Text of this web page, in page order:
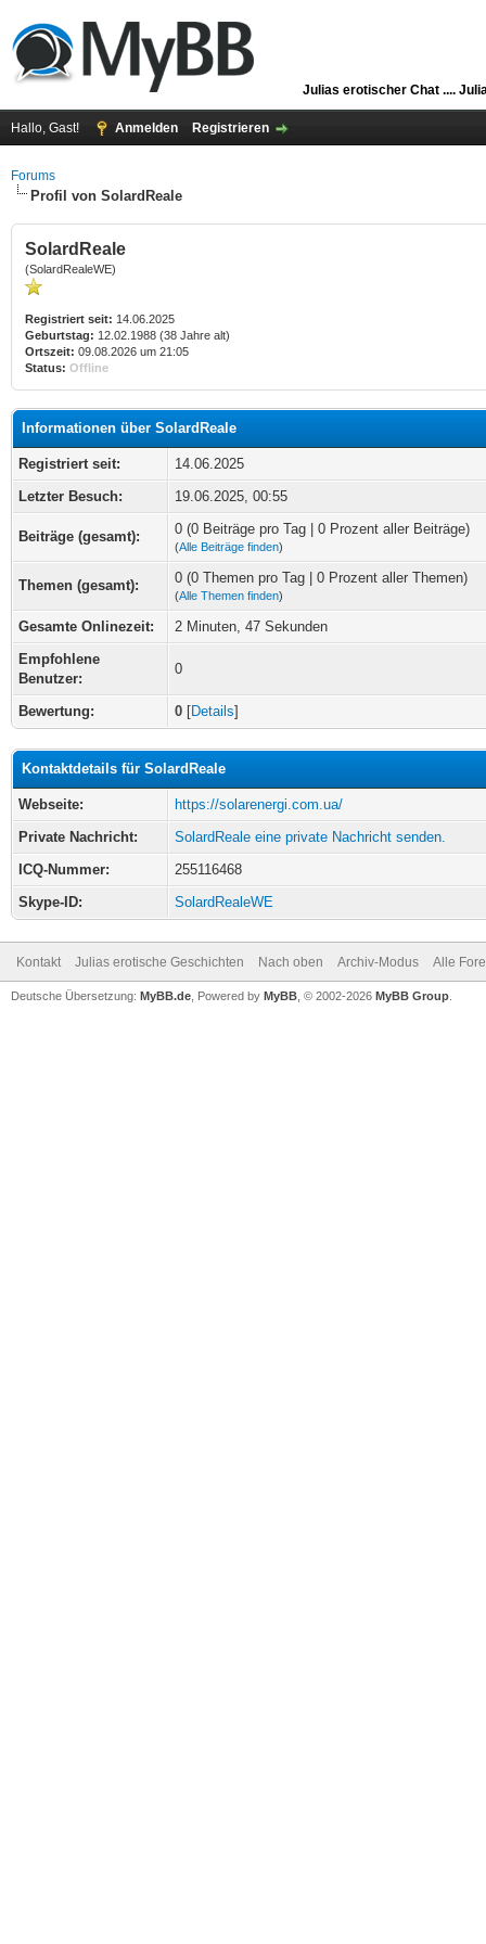
Julias erotischer Chat ....
Hallo, Gast! Anmelden Registrieren
Forums
Profil von SolardReale
SolardReale
(SolardRealeWE)
Registriert seit: 14.06.2025
Geburtstag: 12.02.1988 (38 Jahre alt)
Ortszeit: 09.08.2026 um 21:05
Status: Offline
Informationen über SolardReale
Registriert seit:
14.06.2025
Letzter Besuch:
19.06.2025, 00:55
Beiträge (gesamt): 0 (0 Beiträge pro Tag | 0 Prozent aller Beiträge)
(Alle Beiträge finden)
Themen (gesamt): 0 (0 Themen pro Tag | 0 Prozent aller Themen)
(Alle Themen finden)
Gesamte Onlinezeit:
2 Minuten, 47 Sekunden
Empfohlene
Benutzer:
0
Bewertung: 0 [Details]
Kontaktdetails für SolardReale
Webseite:
https://solarenergi.com.ua/
Private Nachricht:
SolardReale eine private Nachricht senden.
ICQ-Nummer:
255116468
Skype-ID:
SolardRealeWE
Kontakt Julias erotische Geschichten Nach oben Archiv-Modus Alle
Deutsche Übersetzung: MyBB.de , Powered by MyBB , © 2002-2026 MyBB Group